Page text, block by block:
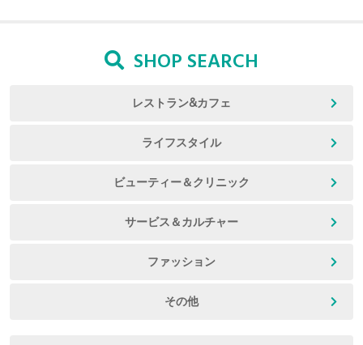
SHOP SEARCH
レストラン&カフェ
ライフスタイル
ビューティー＆クリニック
サービス＆カルチャー
ファッション
その他